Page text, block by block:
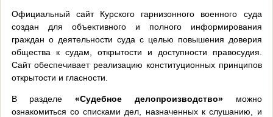
Официальный сайт Курского гарнизонного военного суда
создан для объективного и полного информирования
граждан о деятельности суда с целью повышения доверия
общества к судам, открытости и доступности правосудия.
Сайт обеспечивает реализацию конституционных принципов
открытости и гласности.
В разделе «Судебное делопроизводство»можно
ознакомиться со списками дел, назначенных к слушанию, и